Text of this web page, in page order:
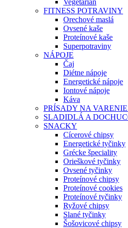
FITNESS POTRAVINY
Orechové maslá
Ovsené kaše
Proteínové kaše
Superpotraviny
NÁPOJE
Čaj
Diétne nápoje
Energetické nápoje
Iontové nápoje
Káva
PRÍSADY NA
SLADIDLÁ A
SNACKY
Cícerové chipsy
Energetické tyčinky
Grécke špeciality
Orieškové tyčinky
Ovsené tyčinky
Proteínové chipsy
Proteínové cookies
Proteínové tyčinky
Ryžové chipsy
Slané tyčinky
Šošovicové chipsy